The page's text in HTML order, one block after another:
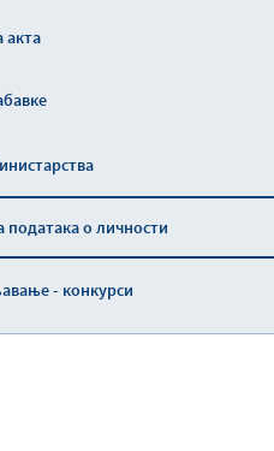
акта
података о личности
- конкурси